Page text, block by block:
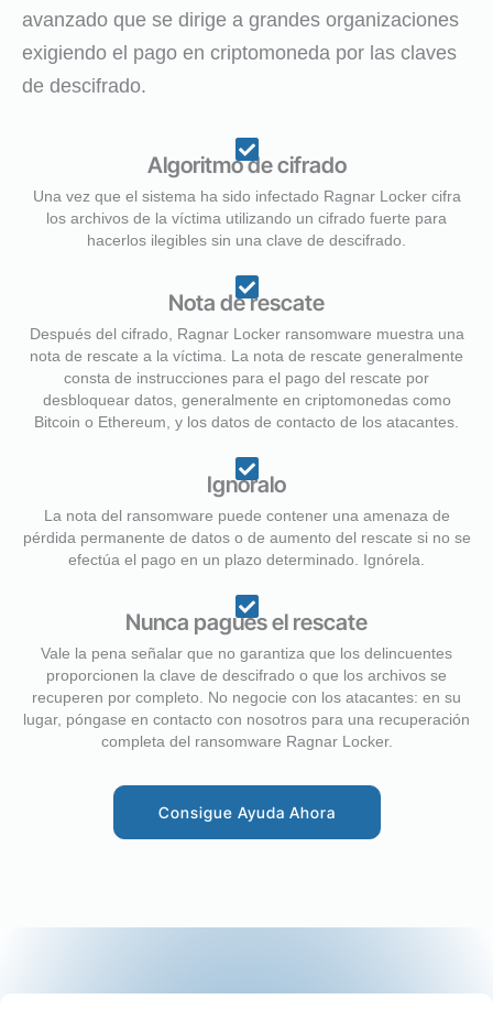
avanzado que se dirige a grandes organizaciones
exigiendo el pago en criptomoneda por las claves
de descifrado.
Algoritmo de cifrado
Una vez que el sistema ha sido infectado Ragnar Locker cifra
los archivos de la víctima utilizando un cifrado fuerte para
hacerlos ilegibles sin una clave de descifrado.
Nota de rescate
Después del cifrado, Ragnar Locker ransomware muestra una
nota de rescate a la víctima. La nota de rescate generalmente
consta de instrucciones para el pago del rescate por
desbloquear datos, generalmente en criptomonedas como
Bitcoin o Ethereum, y los datos de contacto de los atacantes.
Ignóralo
La nota del ransomware puede contener una amenaza de
pérdida permanente de datos o de aumento del rescate si no se
efectúa el pago en un plazo determinado. Ignórela.
Nunca pagues el rescate
Vale la pena señalar que no garantiza que los delincuentes
proporcionen la clave de descifrado o que los archivos se
recuperen por completo. No negocie con los atacantes: en su
lugar, póngase en contacto con nosotros para una recuperación
completa del ransomware Ragnar Locker.
Consigue Ayuda Ahora